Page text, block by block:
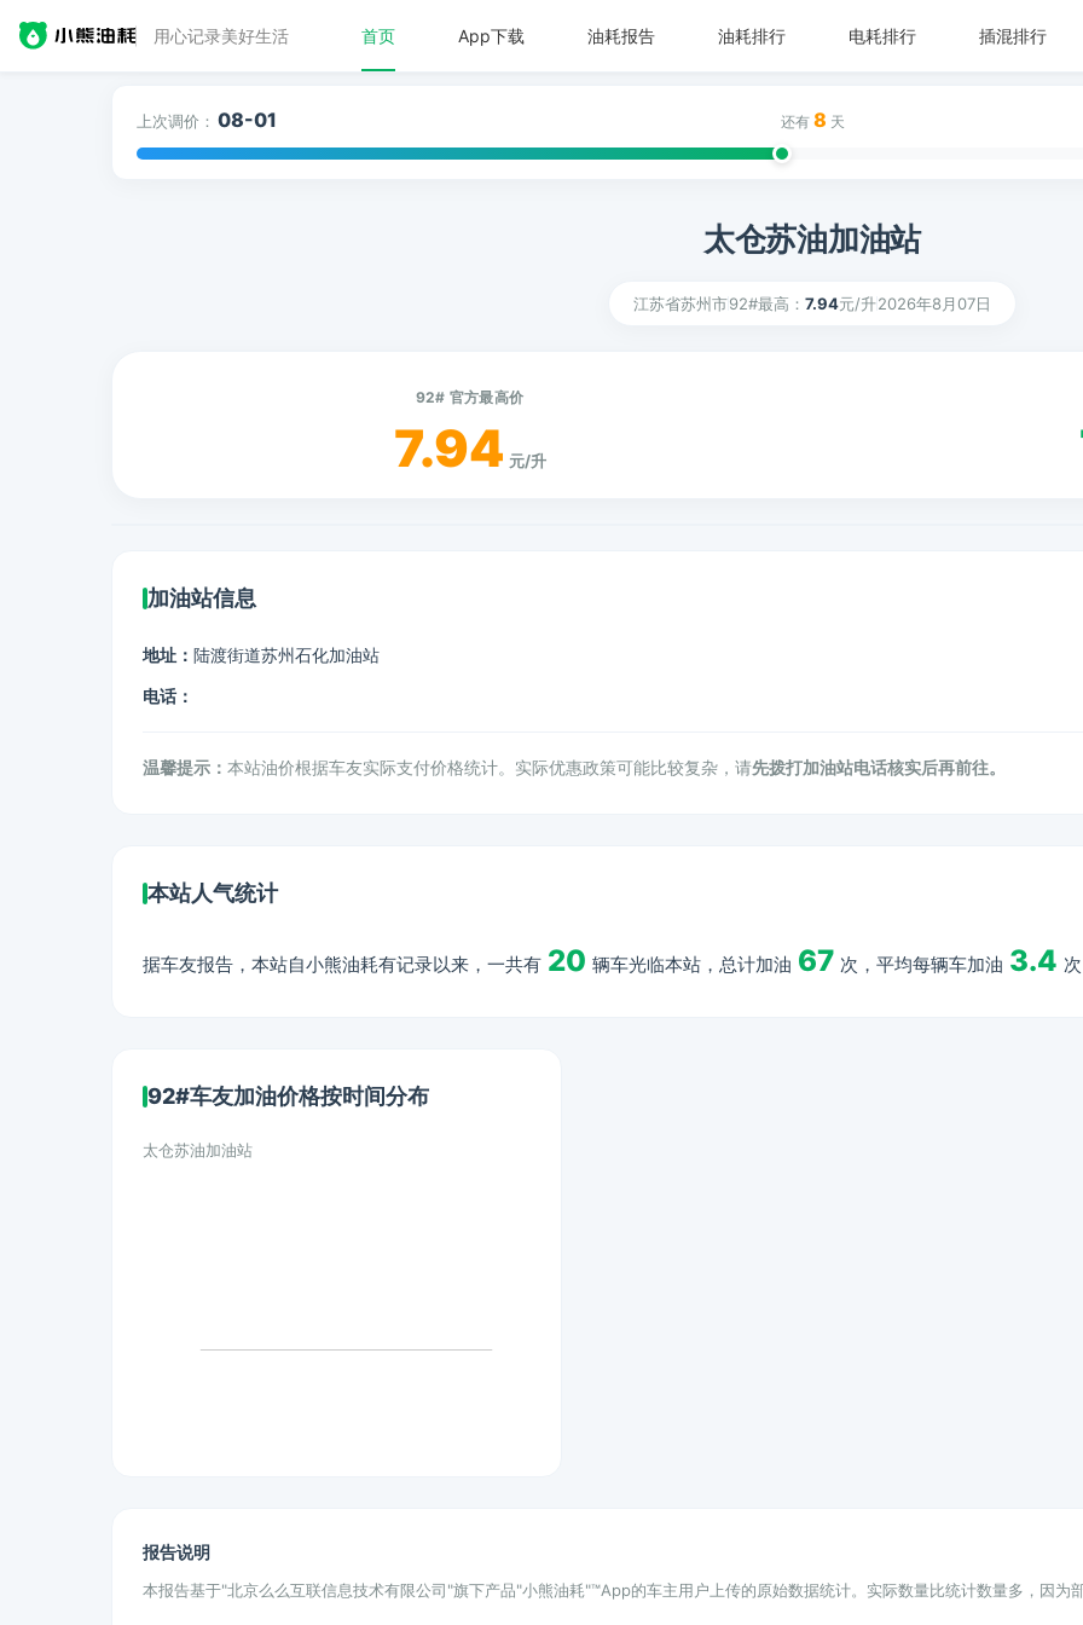
用心记录美好生活 首页 App下载 油耗报告 油耗排行 电耗排行 插混排行
上次调价： 08-01 还有 8 天
太仓苏油加油站
江苏省苏州市92#最高： 7.94元/升2026年8月07日
92# 官方最高价
7.94 元/升
加油站信息
地址： 陆渡街道苏州石化加油站
电话：
温馨提示： 本站油价根据车友实际支付价格统计。实际优惠政策可能比较复杂，请先拨打加油站电话核实后再前往。
本站人气统计
据车友报告，本站自小熊油耗有记录以来，一共有 20 辆车光临本站，总计加油 67 次，平均每辆车加油 3.4
92#车友加油价格按时间分布
太仓苏油加油站
报告说明
本报告基于"北京么么互联信息技术有限公司"旗下产品"小熊油耗"™App的车主用户上传的原始数据统计。实际数量比统计数量多，因为